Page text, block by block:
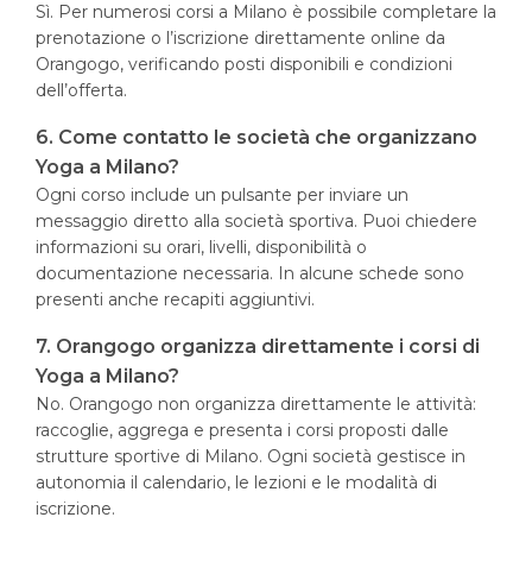
Sì. Per numerosi corsi a Milano è possibile completare la
prenotazione o l’iscrizione direttamente online da
Orangogo, verificando posti disponibili e condizioni
dell’offerta.
6. Come contatto le società che organizzano
Yoga a Milano?
Ogni corso include un pulsante per inviare un
messaggio diretto alla società sportiva. Puoi chiedere
informazioni su orari, livelli, disponibilità o
documentazione necessaria. In alcune schede sono
presenti anche recapiti aggiuntivi.
7. Orangogo organizza direttamente i corsi di
Yoga a Milano?
No. Orangogo non organizza direttamente le attività:
raccoglie, aggrega e presenta i corsi proposti dalle
strutture sportive di Milano. Ogni società gestisce in
autonomia il calendario, le lezioni e le modalità di
iscrizione.